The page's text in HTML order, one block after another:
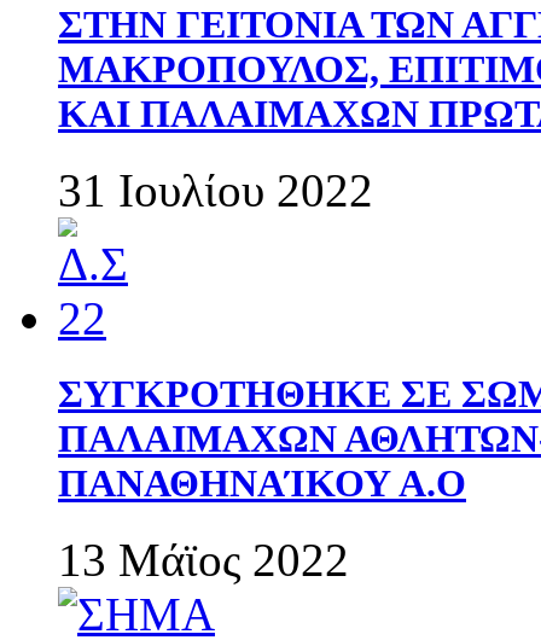
ΣΤΗΝ ΓΕΙΤΟΝΙΑ ΤΩΝ
ΜΑΚΡΟΠΟΥΛΟΣ,
ΚΑΙ ΠΑΛΑΙΜΑΧΩΝ
31 Ιουλίου 2022
ΣΥΓΚΡΟΤΗΘΗΚΕ ΣΕ
ΠΑΛΑΙΜΑΧΩΝ
ΠΑΝΑΘΗΝΑΊΚΟΥ Α.Ο
13 Μάϊος 2022